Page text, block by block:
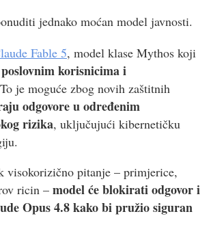
jednako moćan model javnosti.
Fable 5, model klase Mythos koji
korisnicima i
To je moguće zbog novih zaštitnih
odgovore u određenim
rizika, uključujući kibernetičku
visokorizično pitanje – primjerice,
ricin – model će blokirati odgovor i
Opus 4.8 kako bi pružio siguran